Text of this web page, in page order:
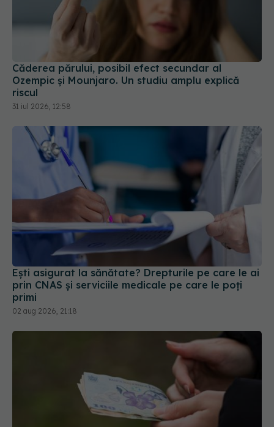
Căderea părului, posibil efect secundar al
Ozempic și Mounjaro. Un studiu amplu explică
riscul
31 iul 2026, 12:58
Ești asigurat la sănătate? Drepturile pe care le ai
prin CNAS și serviciile medicale pe care le poți
primi
02 aug 2026, 21:18